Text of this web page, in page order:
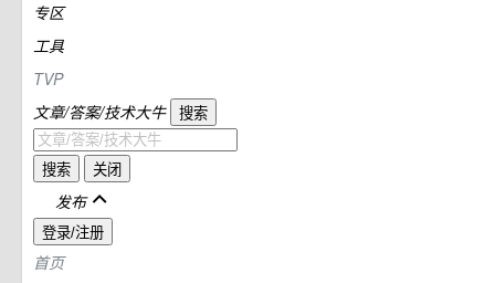
专区
工具
TVP
文章/答案/技术大牛
搜索
搜索 关闭
发布
登录/注册
首页